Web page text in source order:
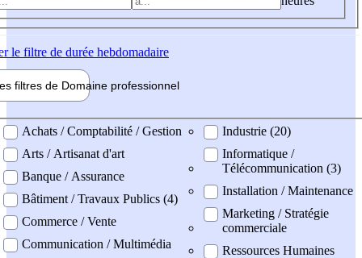
le filtre de durée hebdomadaire
filtres de Domaine professionnel
professionel
Achats / Comptabilité / Gestion
Arts / Artisanat d'art
Banque / Assurance
Bâtiment / Travaux Publics (4)
Commerce / Vente
Communication / Multimédia
Industrie (20)
Informatique /
Télécommunication (3)
Installation / Maintenance
Marketing / Stratégie
commerciale
Ressources Humaines